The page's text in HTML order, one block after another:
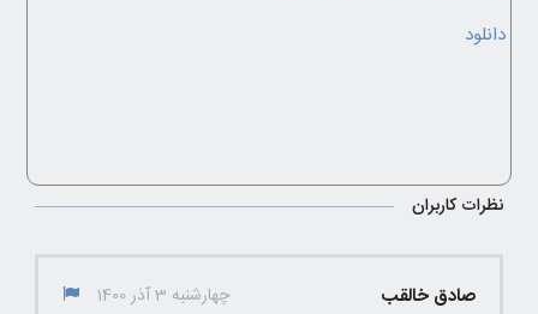
دانلود
نظرات کاربران
صادق خالقب چهارشنبه 3 آذر 1400